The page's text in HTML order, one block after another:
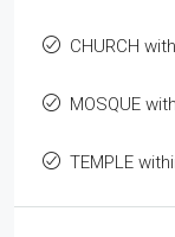
CHURCH
MOSQUE
TEMPLE